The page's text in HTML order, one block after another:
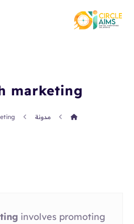
marketing
مدونة
involves promoting